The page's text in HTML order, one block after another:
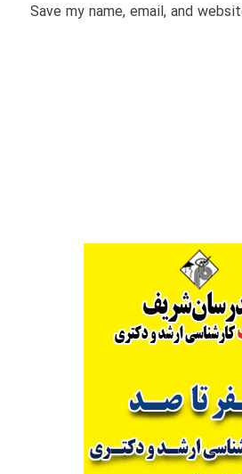
Save my name, email, and